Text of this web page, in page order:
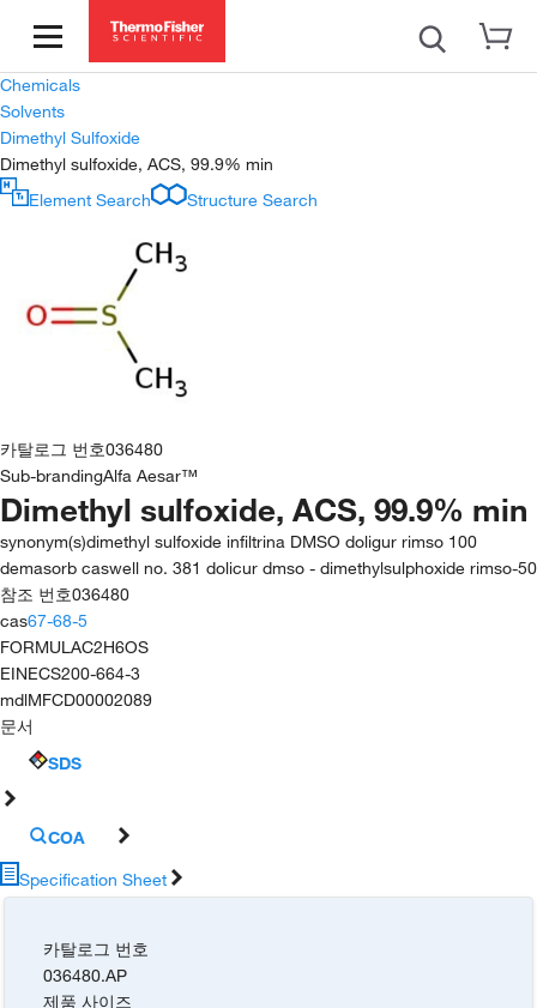
Chemicals
Solvents
Dimethyl Sulfoxide
Dimethyl sulfoxide, ACS, 99.9% min
Element Search
Structure Search
카탈로그 번호036480
Sub-brandingAlfa Aesar™
Dimethyl sulfoxide, ACS, 99.9% min
synonym(s)dimethyl sulfoxide infiltrina DMSO doligur rimso 100
demasorb caswell no. 381 dolicur dmso - dimethylsulphoxide rimso-50
참조 번호036480
cas67-68-5
FORMULAC2H6OS
EINECS200-664-3
mdlMFCD00002089
문서
SDS
COA
Specification Sheet
카탈로그 번호
036480.AP
제품 사이즈